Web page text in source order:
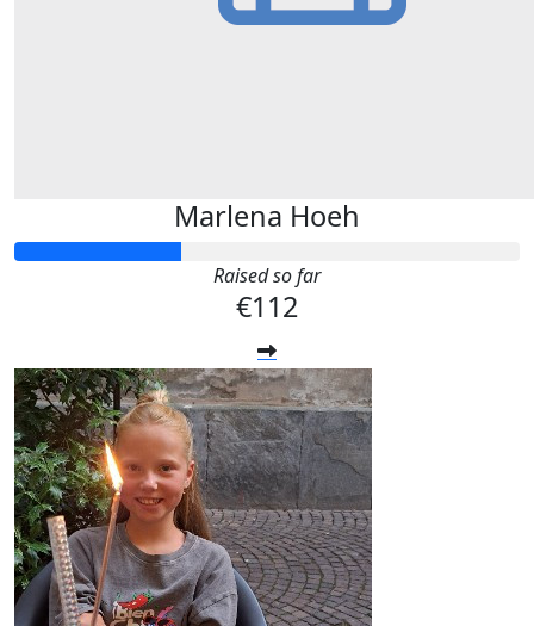
Marlena Hoeh
Raised so far
€112